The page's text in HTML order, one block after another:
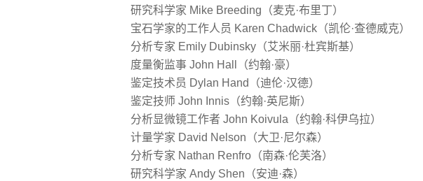
研究科学家 Mike Breeding（麦克·布里丁）
宝石学家的工作人员 Karen Chadwick（凯伦·查德威克）
分析专家 Emily Dubinsky（艾米丽·杜宾斯基）
度量衡监事 John Hall（约翰·豪）
鉴定技术员 Dylan Hand（迪伦·汉德）
鉴定技师 John Innis（约翰·英尼斯）
分析显微镜工作者 John Koivula（约翰·科伊乌拉）
计量学家 David Nelson（大卫·尼尔森）
分析专家 Nathan Renfro（南森·伦芙洛）
研究科学家 Andy Shen（安迪·森）